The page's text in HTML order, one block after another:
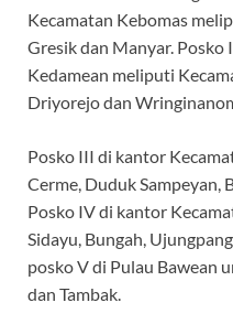
Kecamatan Kebomas
Gresik dan Manyar. Posko
Kedamean meliputi
Driyorejo dan
Posko III di kantor
Cerme, Duduk Sampeyan,
Posko IV di kantor
Sidayu, Bungah,
posko V di Pulau Bawean
dan Tambak.